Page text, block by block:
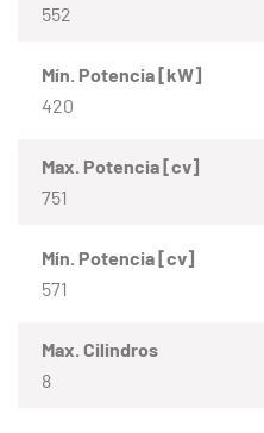
552
Mín. Potencia [kW]
420
Max. Potencia [cv]
751
Mín. Potencia [cv]
571
Max. Cilindros
8